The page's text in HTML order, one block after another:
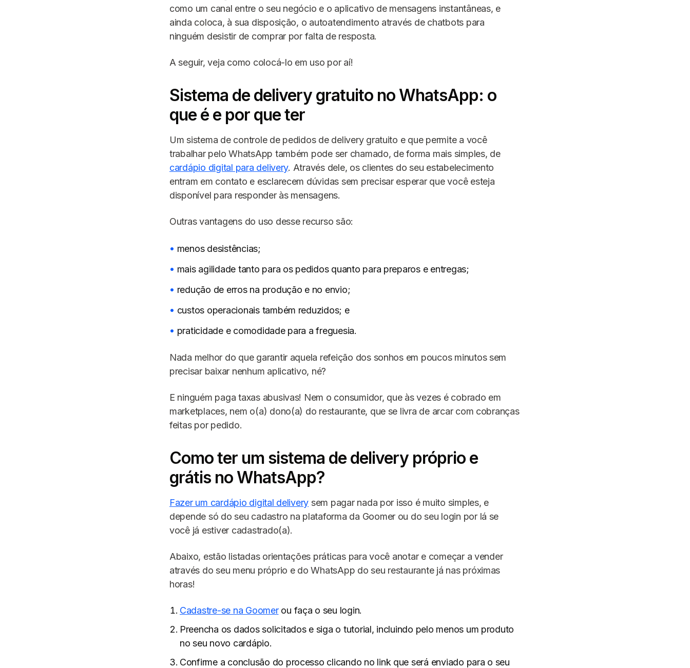
como um canal entre o seu negócio e o aplicativo de mensagens instantâneas, e
ainda coloca, à sua disposição, o autoatendimento através de chatbots para
ninguém desistir de comprar por falta de resposta.
A seguir, veja como colocá-lo em uso por aí!
Sistema de delivery gratuito no WhatsApp: o
que é e por que ter
Um sistema de controle de pedidos de delivery gratuito e que permite a você
trabalhar pelo WhatsApp também pode ser chamado, de forma mais simples, de
cardápio digital para delivery. Através dele, os clientes do seu estabelecimento
entram em contato e esclarecem dúvidas sem precisar esperar que você esteja
disponível para responder às mensagens.
Outras vantagens do uso desse recurso são:
menos desistências;
mais agilidade tanto para os pedidos quanto para preparos e entregas;
redução de erros na produção e no envio;
custos operacionais também reduzidos; e
praticidade e comodidade para a freguesia.
Nada melhor do que garantir aquela refeição dos sonhos em poucos minutos sem
precisar baixar nenhum aplicativo, né?
E ninguém paga taxas abusivas! Nem o consumidor, que às vezes é cobrado em
marketplaces, nem o(a) dono(a) do restaurante, que se livra de arcar com cobranças
feitas por pedido.
Como ter um sistema de delivery próprio e
grátis no WhatsApp?
Fazer um cardápio digital delivery sem pagar nada por isso é muito simples, e
depende só do seu cadastro na plataforma da Goomer ou do seu login por lá se
você já estiver cadastrado(a).
Abaixo, estão listadas orientações práticas para você anotar e começar a vender
através do seu menu próprio e do WhatsApp do seu restaurante já nas próximas
horas!
Cadastre-se na Goomerou faça o seu login.
Preencha os dados solicitados e siga o tutorial, incluindo pelo menos um produto
no seu novo cardápio.
Confirme a conclusão do processo clicando no link que será enviado para o seu